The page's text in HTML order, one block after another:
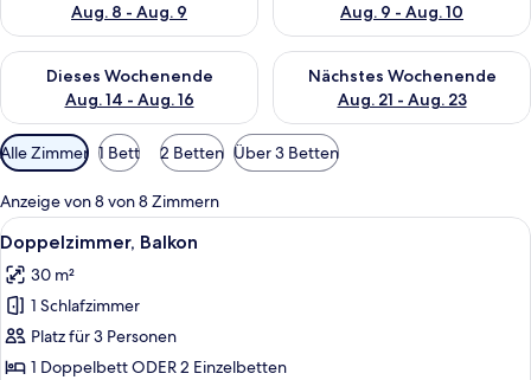
Aug. 8 - Aug. 9
Aug. 9 - Aug. 10
Dieses Wochenende
Aug. 14 - Aug. 16
Überprüfe die Verfügbarkeit für dieses Wochenende, Aug. 14
Nächstes Wochenende
Aug. 21 - Aug. 23
Überprüfe die Verfügbarkeit
Verfügbare
Filter
für
Zimmer
Alle Zimmer 1 Bett 2 Betten Über 3 Betten
Anzeige von 8 von 8 Zimmern
Alle
Fotos
für
Doppelzimmer,
Balkon
anzeigen
Ein Balkon mit weißen Korbstühlen
5
Doppelzimmer, Balkon
30 m²
1 Schlafzimmer
Platz für 3 Personen
1 Doppelbett ODER 2 Einzelbetten